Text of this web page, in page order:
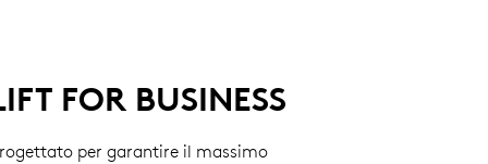
FOR BUSINESS
per garantire il massimo